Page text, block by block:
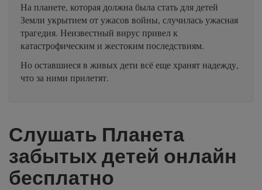
На планете, которая должна была стать для детей
Земли укрытием от ужасов войны, случилась ужасная
трагедия. Неизвестный вирус привел к
катастрофическим и жестоким последствиям.
Но оставшиеся в живых дети всё еще хранят надежду,
что за ними прилетят.
Слушать Планета
забытых детей онлайн
бесплатно